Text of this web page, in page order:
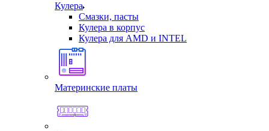
Кулера
Смазки, пасты
Кулера в корпус
Кулера для AMD и INTEL
Материнские платы